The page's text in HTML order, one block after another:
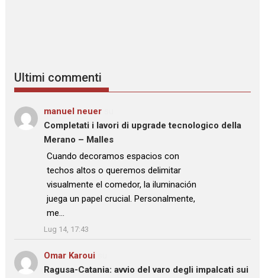
Ultimi commenti
manuel neuer
Completati i lavori di upgrade tecnologico della
Merano – Malles
: “
Cuando decoramos espacios con
techos altos o queremos delimitar
visualmente el comedor, la iluminación
juega un papel crucial. Personalmente,
me…
”
Lug 14, 17:43
Omar Karoui
Ragusa-Catania: avvio del varo degli impalcati sui